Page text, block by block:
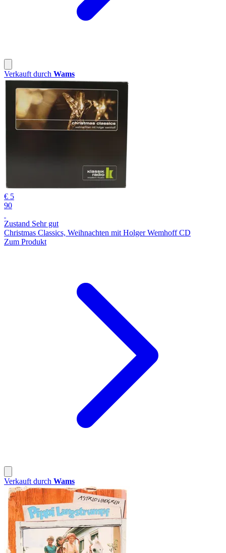
Verkauft durch Wams
€ 5
90
Zustand Sehr gut
Christmas Classics, Weihnachten mit Holger Wemhoff CD
Zum Produkt
Verkauft durch Wams